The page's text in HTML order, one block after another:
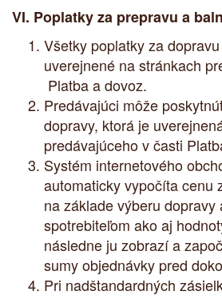
VI. Poplatky za prepravu a
Všetky poplatky za
uverejnené na stránkach
Platba a dovoz.
Predávajúci môže
dopravy, ktorá je
predávajúceho v časti
Systém internetového
automaticky vypočíta cenu
na základe výberu dopravy
spotrebiteľom ako aj
následne ju zobrazí a
sumy objednávky pred
Pri nadštandardných